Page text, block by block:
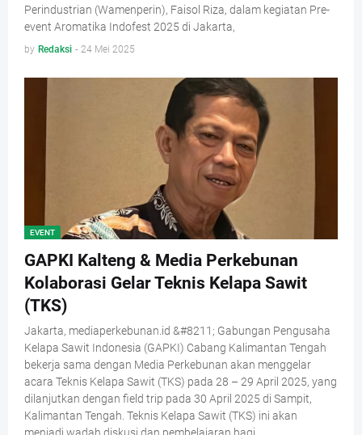
Perindustrian (Wamenperin), Faisol Riza, dalam kegiatan Pre-
event Aromatika Indofest 2025 di Jakarta,
by Redaksi - 24 Mei 2025
EVENT
GAPKI Kalteng & Media Perkebunan
Kolaborasi Gelar Teknis Kelapa Sawit
(TKS)
Jakarta, mediaperkebunan.id &#8211; Gabungan Pengusaha
Kelapa Sawit Indonesia (GAPKI) Cabang Kalimantan Tengah
bekerja sama dengan Media Perkebunan akan menggelar
acara Teknis Kelapa Sawit (TKS) pada 28 – 29 April 2025, yang
dilanjutkan dengan field trip pada 30 April 2025 di Sampit,
Kalimantan Tengah. Teknis Kelapa Sawit (TKS) ini akan